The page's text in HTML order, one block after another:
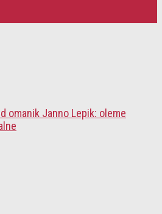
omanik Janno Lepik: oleme